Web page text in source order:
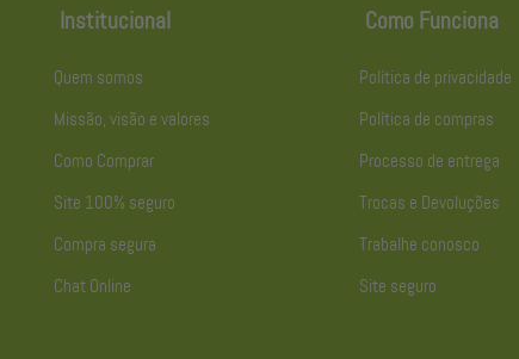
Institucional
Quem somos
Missão, visão e valores
Como Comprar
Site 100% seguro
Compra segura
Chat Online
Como Funciona
Política de privacidade
Política de compras
Processo de entrega
Trocas e Devoluções
Trabalhe conosco
Site seguro